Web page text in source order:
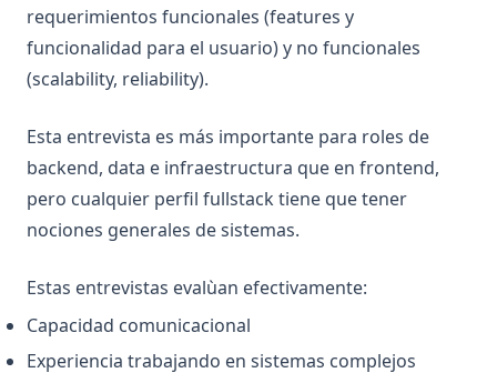
requerimientos funcionales (features y
funcionalidad para el usuario) y no funcionales
(scalability, reliability).
Esta entrevista es más importante para roles de
backend, data e infraestructura que en frontend,
pero cualquier perfil fullstack tiene que tener
nociones generales de sistemas.
Estas entrevistas evalùan efectivamente:
Capacidad comunicacional
Experiencia trabajando en sistemas complejos